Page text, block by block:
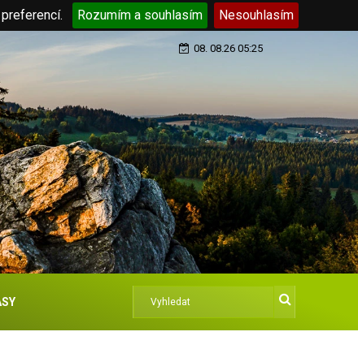
Rozumím a souhlasím Nesouhlasím
08. 08.26 05:25